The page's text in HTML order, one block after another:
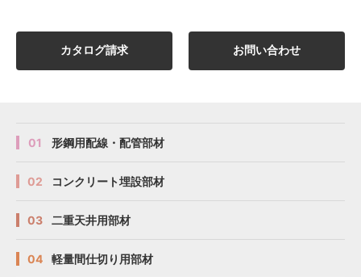
カタログ請求 お問い合わせ
01 形鋼用配線・配管部材
02 コンクリート埋設部材
03 二重天井用部材
04 軽量間仕切り用部材